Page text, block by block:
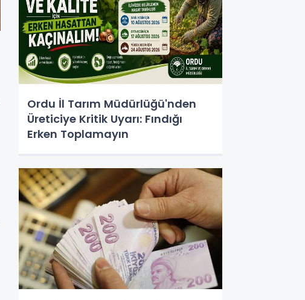
Ordu İl Tarım Müdürlüğü'nden
Üreticiye Kritik Uyarı: Fındığı
Erken Toplamayın